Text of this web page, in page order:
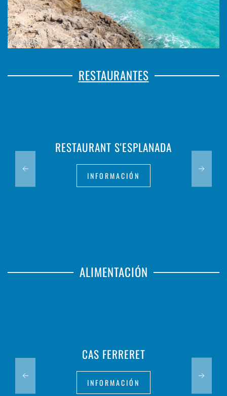
RESTAURANTES
RESTAURANT S'ESPLANADA
INFORMACIÓN
ALIMENTACIÓN
CAS FERRERET
INFORMACIÓN